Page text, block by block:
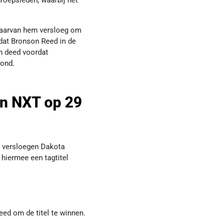
hem versloeg om
Bronson Reed in de
deed voordat
NXT op 29
versloegen Dakota
een tagtitel
om de titel te winnen.